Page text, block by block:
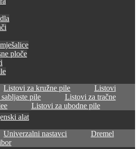
ploče
Listovi za kružne pile
Listovi
sabljaste pile
Listovi za tračne
Listovi za ubodne pile
alat
Univerzalni nastavci
Dremel